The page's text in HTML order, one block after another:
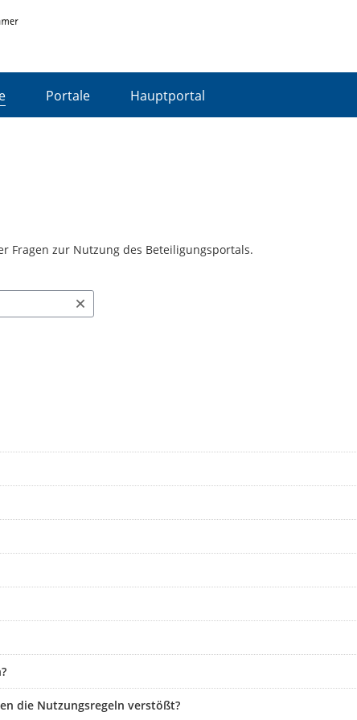
Portale Hauptportal
Fragen zur Nutzung des Beteiligungsportals.
die Nutzungsregeln verstößt?